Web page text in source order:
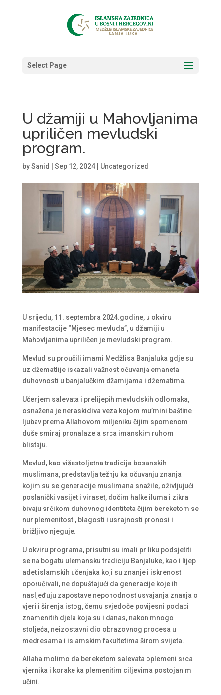
Select Page
U džamiji u Mahovljanima
upriličen mevludski
program.
bySanid Sep 12, 2024| Uncategorized
U srijedu, 11. septembra 2024.godine, u okviru
manifestacije “Mjesec mevluda”, u džamiji u
Mahovljanima upriličen je mevludski program.
Mevlud su proučili imami Medžlisa Banjaluka gdje su
uz džematlije iskazali važnost očuvanja emaneta
duhovnosti u banjalučkim džamijama i džematima.
Učenjem salevata i prelijepih mevludskih odlomaka,
osnažena je neraskidiva veza kojom mu’mini baštine
ljubav prema Allahovom miljeniku čijim spomenom
duše smiraj pronalaze a srca imanskim ruhom
blistaju.
Mevlud, kao višestoljetna tradicija bosanskih
muslimana, predstavlja težnju ka očuvanju znanja
kojim su se generacije muslimana snažile, oživljujući
poslanički vasijet i viraset, dočim halke iluma i zikra
bivaju srčikom duhovnog identiteta čijim bereketom se
nur plemenitosti, blagosti i usrajnosti pronosi i
brižljivo njeguje.
U okviru programa, prisutni su imali priliku podsjetiti
se na bogatu ulemansku tradiciju Banjaluke, kao i lijep
adet islamskih učenjaka koji su znanje i iskrenost
oporučivali, ne dopuštajući da generacije koje ih
nasljeđuju zapostave nepohodnost usvajanja znanja o
vjeri i širenja istog, čemu svjedoče povijesni podaci
znamenitih djela koja su i danas, nakon mnogo
stoljeća, neizostavni dio obrazovnog procesa u
medresama i islamskim fakultetima širom svijeta.
Allaha molimo da bereketom salevata oplemeni srca
vjernika i korake ka plemenitim ciljevima postojanim
učini.